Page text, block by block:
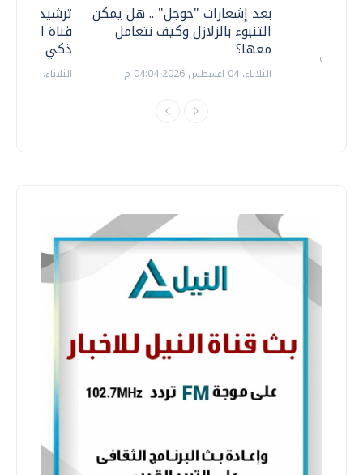
ترشيدا
قناة
ذكي
الثلاثاء، 14 يوليو 2026 06:11 م
بعد إشعارات "جوجل" .. هل يمكن
التنبوء بالزلازل وكيف نتعامل
معها؟
الثلاثاء، 04 اغسطس 2026 04:04 م